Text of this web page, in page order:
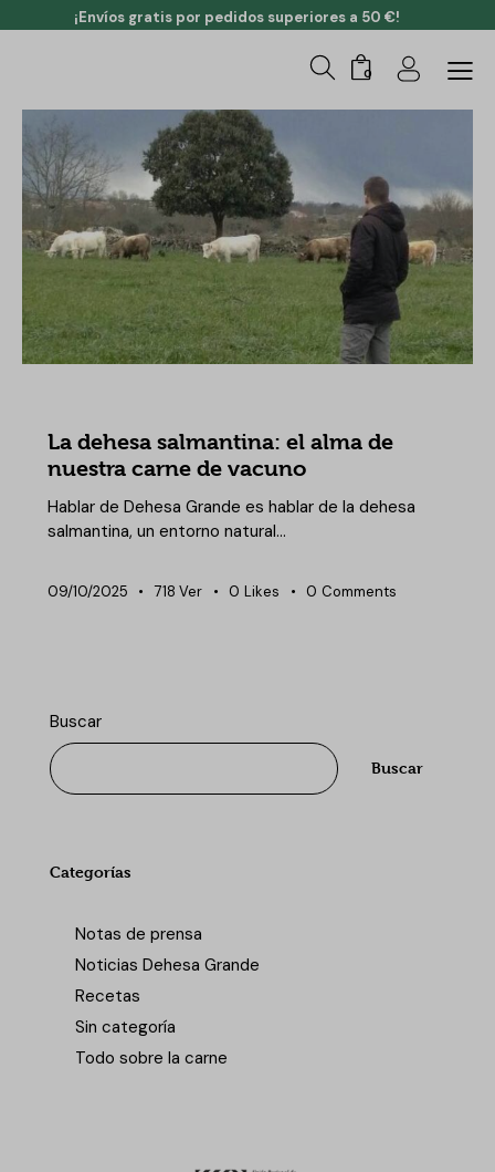
¡Envíos gratis por pedidos superiores a 50 €!
0
La dehesa salmantina: el alma de
nuestra carne de vacuno
Hablar de Dehesa Grande es hablar de la dehesa
salmantina, un entorno natural…
09/10/2025 718 Ver 0 Likes 0 Comments
Buscar
Buscar
Categorías
Notas de prensa
Noticias Dehesa Grande
Recetas
Sin categoría
Todo sobre la carne